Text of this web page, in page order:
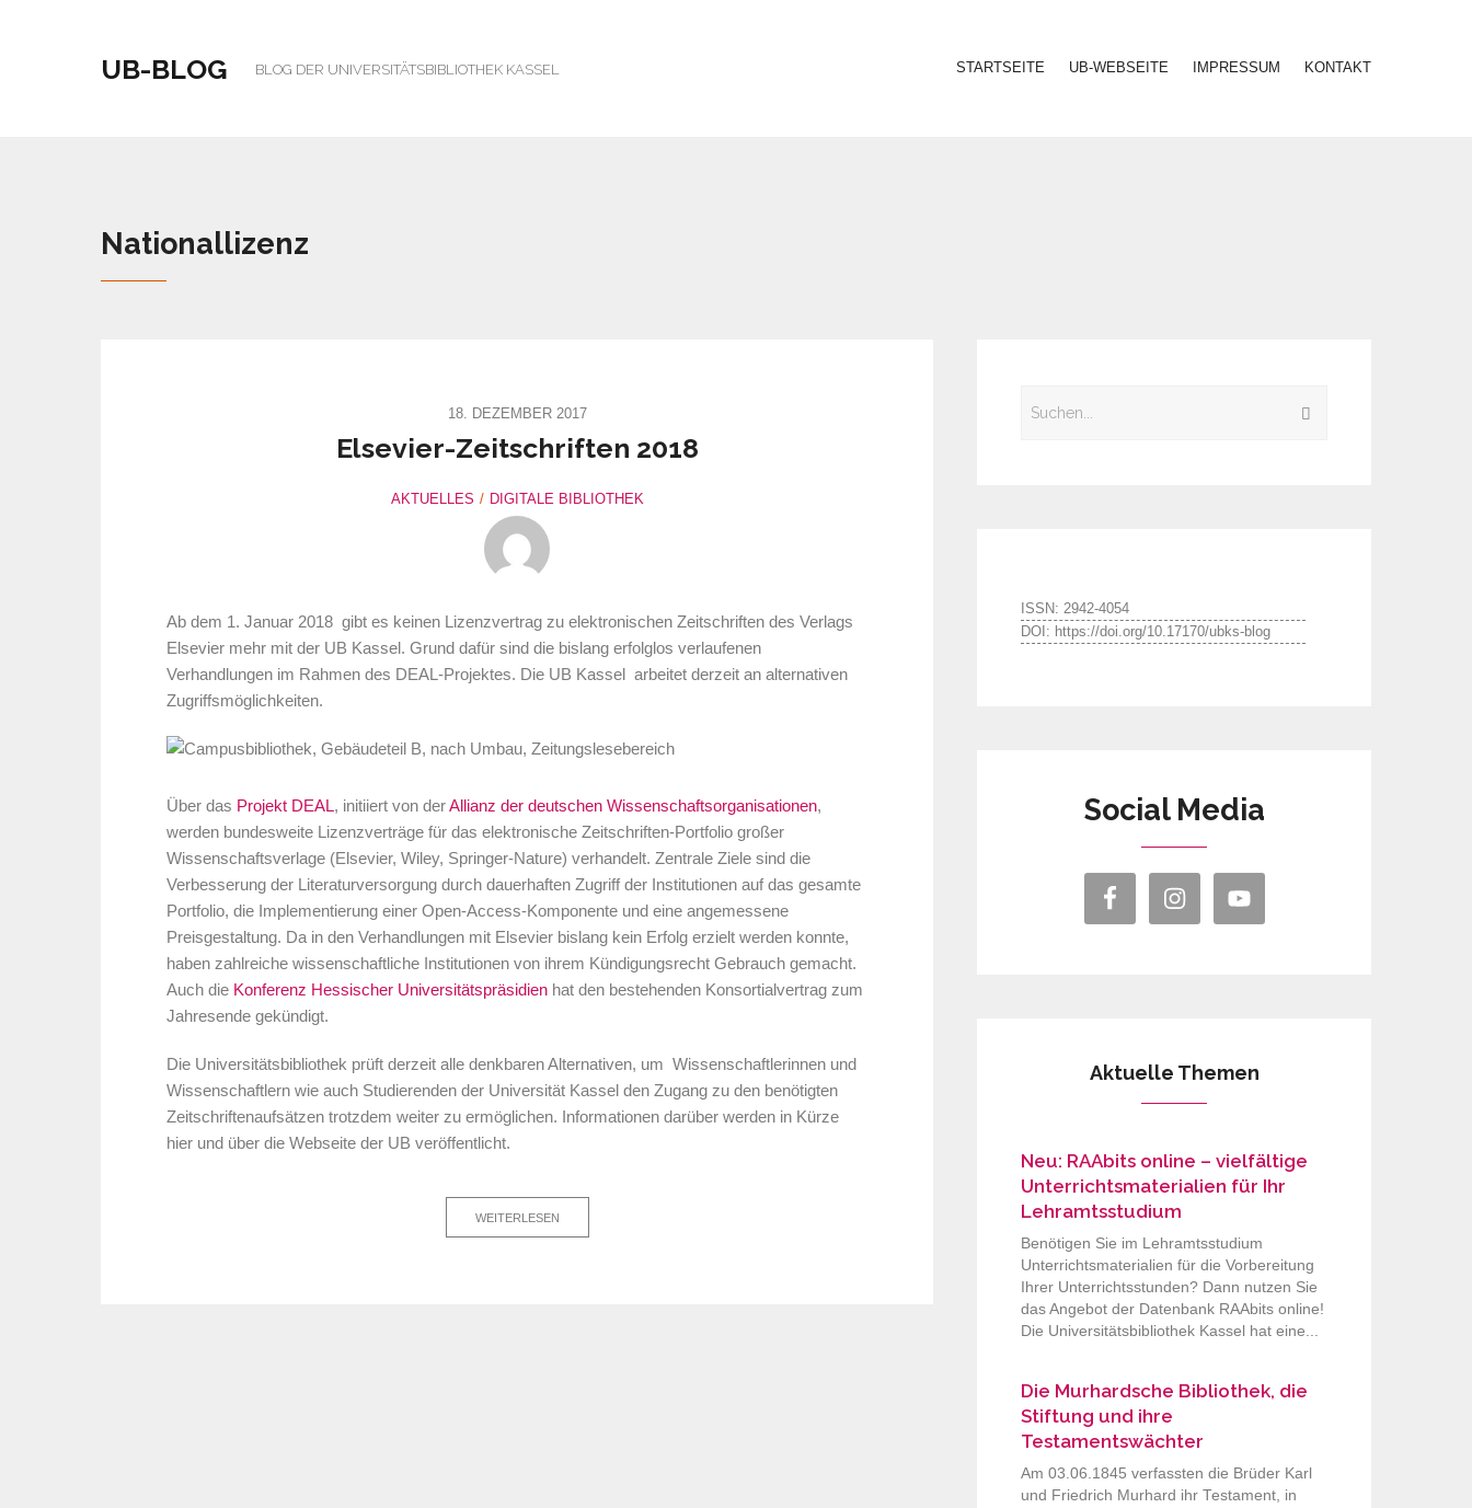
UB-BLOG BLOG DER UNIVERSITÄTSBIBLIOTHEK KASSEL STARTSEITE UB-WEBSEITE IMPRESSUM KONTAKT
Nationallizenz
18. DEZEMBER 2017
Elsevier-Zeitschriften 2018
AKTUELLES DIGITALE BIBLIOTHEK
Ab dem 1. Januar 2018 gibt es keinen Lizenzvertrag zu elektronischen Zeitschriften des Verlags
Elsevier mehr mit der UB Kassel. Grund dafür sind die bislang erfolglos verlaufenen
Verhandlungen im Rahmen des DEAL-Projektes. Die UB Kassel arbeitet derzeit an alternativen
Zugriffsmöglichkeiten.
Über das Projekt DEAL, initiiert von derAllianz der deutschen Wissenschaftsorganisationen,
werden bundesweite Lizenzverträge für das elektronische Zeitschriften-Portfolio großer
Wissenschaftsverlage (Elsevier, Wiley, Springer-Nature) verhandelt. Zentrale Ziele sind die
Verbesserung der Literaturversorgung durch dauerhaften Zugriff der Institutionen auf das gesamte
Portfolio, die Implementierung einer Open-Access-Komponente und eine angemessene
Preisgestaltung. Da in den Verhandlungen mit Elsevier bislang kein Erfolg erzielt werden konnte,
haben zahlreiche wissenschaftliche Institutionen von ihrem Kündigungsrecht Gebrauch gemacht.
Auch die Konferenz Hessischer Universitätspräsidien hat den bestehenden Konsortialvertrag zum
Jahresende gekündigt.
Die Universitätsbibliothek prüft derzeit alle denkbaren Alternativen, um Wissenschaftlerinnen und
Wissenschaftlern wie auch Studierenden der Universität Kassel den Zugang zu den benötigten
Zeitschriftenaufsätzen trotzdem weiter zu ermöglichen. Informationen darüber werden in Kürze
hier und über die Webseite der UB veröffentlicht.
WEITERLESEN
ISSN: 2942-4054
DOI: https://doi.org/10.17170/ubks-blog
Social Media
Aktuelle Themen
Neu: RAAbits online – vielfältige
Unterrichtsmaterialien für Ihr
Lehramtsstudium
Benötigen Sie im Lehramtsstudium
Unterrichtsmaterialien für die Vorbereitung
Ihrer Unterrichtsstunden? Dann nutzen Sie
das Angebot der Datenbank RAAbits online!
Die Universitätsbibliothek Kassel hat eine...
Die Murhardsche Bibliothek, die
Stiftung und ihre
Testamentswächter
Am 03.06.1845 verfassten die Brüder Karl
und Friedrich Murhard ihr Testament, in